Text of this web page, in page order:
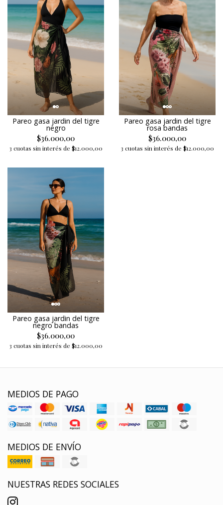
Pareo gasa jardin del tigre
negro
$36.000,00
3 cuotas sin interés de $12.000,00
Pareo gasa jardin del tigre
rosa bandas
$36.000,00
3 cuotas sin interés de $12.000,00
Pareo gasa jardin del tigre
negro bandas
$36.000,00
3 cuotas sin interés de $12.000,00
MEDIOS DE PAGO
MEDIOS DE ENVÍO
NUESTRAS REDES SOCIALES